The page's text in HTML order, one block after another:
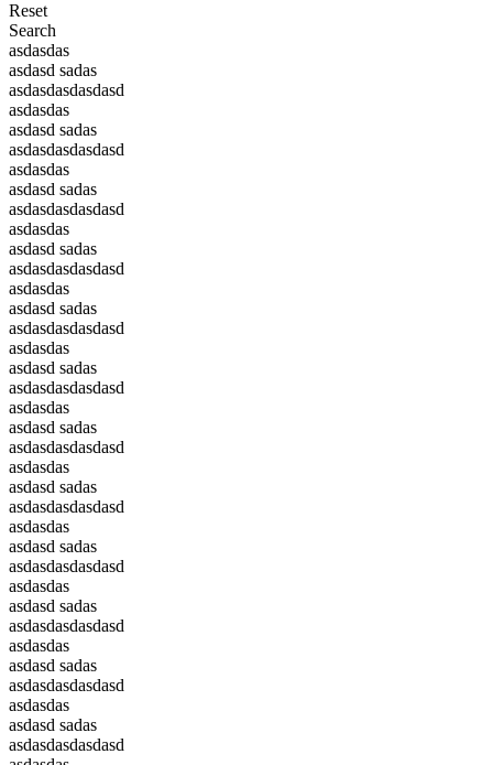
Reset
Search
asdasdas
asdasd sadas
asdasdasdasdasd
asdasdas
asdasd sadas
asdasdasdasdasd
asdasdas
asdasd sadas
asdasdasdasdasd
asdasdas
asdasd sadas
asdasdasdasdasd
asdasdas
asdasd sadas
asdasdasdasdasd
asdasdas
asdasd sadas
asdasdasdasdasd
asdasdas
asdasd sadas
asdasdasdasdasd
asdasdas
asdasd sadas
asdasdasdasdasd
asdasdas
asdasd sadas
asdasdasdasdasd
asdasdas
asdasd sadas
asdasdasdasdasd
asdasdas
asdasd sadas
asdasdasdasdasd
asdasdas
asdasd sadas
asdasdasdasdasd